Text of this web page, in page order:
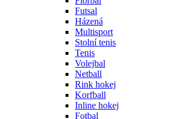
Futsal
Házená
Multisport
Stolní tenis
Tenis
Volejbal
Netball
Rink hokej
Korfball
Inline hokej
Fotbal